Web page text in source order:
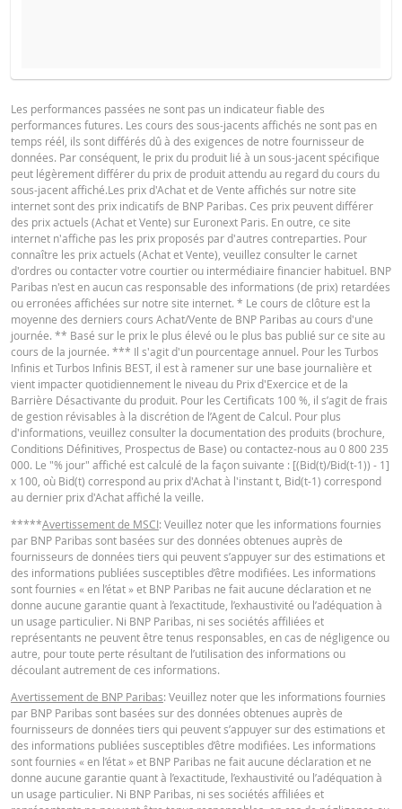
COURS DU SOUS-JACENT ATTENDU QUANTITÉ
PÉRIODE
1 Jour 1 Semaine 1 An
SITUATION
ACTUELLE
NOUVELLE
SITUATION
Cours de
référence
5,329 -
Niveau de
financement
2,0389 -
Barrière
désactivante
2,0389 -
Prime de
risque de gap
0,092 -
Levier 1,62
-
Valeur du
portefeuille
(EUR)
2,94 -
Turbos Infinis
Best (EUR)
2,94 -
Les prix indiqués dans le simulateur sont indicatifs et ne reflètent pas les
actuels ou futurs. Le simulateur suppose un pourcentage de coût de
financement constant alors que ce pourcentage peut en fait changer de
continue. Les rendements des produits dont le sous-jacent est coté dans une
devise différente peuvent être influencés par les effets du taux change. Le
simulateur ne prend pas en compte la différence entre les prix acheteur et
vendeur (le spread) et les dividendes éventuels (et l'impôt sur les
PROSPECTUS DE BASE
Français (France)
FINAL TERMS
Français (France)
CONDITIONS DÉFINITIVES RÉSUMÉ
Français (France)
KEY INFORMATION DOCUMENTS
Key Information Document (FR)
QUOTES
Latest Product Quotes CSV
Les performances passées ne sont pas un indicateur fiable des
performances futures. Les cours des sous-jacents affichés ne sont pas en
temps réél, ils sont différés dû à des exigences de notre fournisseur de
données. Par conséquent, le prix du produit lié à un sous-jacent spécifique
peut légèrement différer du prix de produit attendu au regard du cours du
sous-jacent affiché.Les prix d'Achat et de Vente affichés sur notre site
internet sont des prix indicatifs de BNP Paribas. Ces prix peuvent différer
des prix actuels (Achat et Vente) sur Euronext Paris. En outre, ce site
internet n'affiche pas les prix proposés par d'autres contreparties. Pour
connaître les prix actuels (Achat et Vente), veuillez consulter le carnet
d'ordres ou contacter votre courtier ou intermédiaire financier habituel. BNP
Paribas n'est en aucun cas responsable des informations (de prix) retardées
ou erronées affichées sur notre site internet. * Le cours de clôture est la
moyenne des derniers cours Achat/Vente de BNP Paribas au cours d'une
journée. ** Basé sur le prix le plus élevé ou le plus bas publié sur ce site au
cours de la journée. *** Il s'agit d'un pourcentage annuel. Pour les Turbos
Infinis et Turbos Infinis BEST, il est à ramener sur une base journalière et
vient impacter quotidiennement le niveau du Prix d'Exercice et de la
Barrière Désactivante du produit. Pour les Certificats 100 %, il s’agit de frais
de gestion révisables à la discrétion de l’Agent de Calcul. Pour plus
d'informations, veuillez consulter la documentation des produits (brochure,
Conditions Définitives, Prospectus de Base) ou contactez-nous au 0 800 235
000. Le "% jour" affiché est calculé de la façon suivante : [(Bid(t)/Bid(t-1)) - 1]
x 100, où Bid(t) correspond au prix d'Achat à l'instant t, Bid(t-1) correspond
au dernier prix d'Achat affiché la veille.
*****Avertissement de MSCI: Veuillez noter que les informations fournies
par BNP Paribas sont basées sur des données obtenues auprès de
fournisseurs de données tiers qui peuvent s’appuyer sur des estimations et
des informations publiées susceptibles d’être modifiées. Les informations
sont fournies « en l’état » et BNP Paribas ne fait aucune déclaration et ne
donne aucune garantie quant à l’exactitude, l’exhaustivité ou l’adéquation à
un usage particulier. Ni BNP Paribas, ni ses sociétés affiliées et
représentants ne peuvent être tenus responsables, en cas de négligence ou
autre, pour toute perte résultant de l’utilisation des informations ou
découlant autrement de ces informations.
Avertissement de BNP Paribas: Veuillez noter que les informations fournies
par BNP Paribas sont basées sur des données obtenues auprès de
fournisseurs de données tiers qui peuvent s’appuyer sur des estimations et
des informations publiées susceptibles d’être modifiées. Les informations
sont fournies « en l’état » et BNP Paribas ne fait aucune déclaration et ne
donne aucune garantie quant à l’exactitude, l’exhaustivité ou l’adéquation à
un usage particulier. Ni BNP Paribas, ni ses sociétés affiliées et